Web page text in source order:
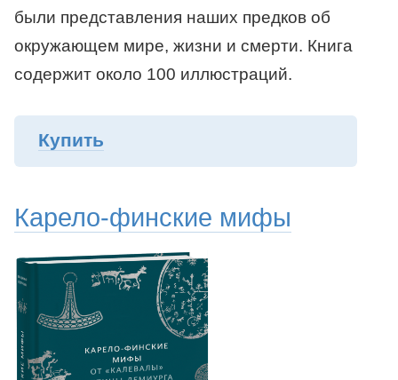
были представления наших предков об
окружающем мире, жизни и смерти. Книга
содержит около 100 иллюстраций.
Купить
Карело-финские мифы